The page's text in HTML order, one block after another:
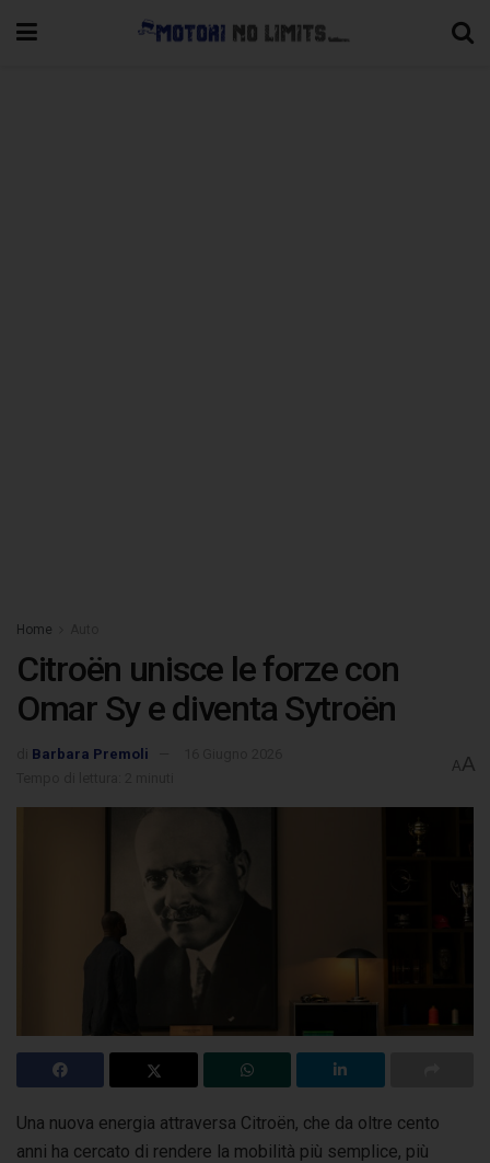
Home
Citroën unisce le forze con
Omar Sy e diventa Sytroën
Barbara Premoli
AA
Una nuova energia attraversa Citroën, che da oltre cento
anni ha cercato di rendere la mobilità più semplice, più